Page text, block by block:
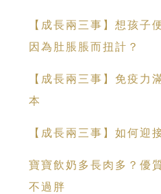
【成長兩三事】想孩子
因為肚脹脹而扭計？
【成長兩三事】免疫力滿滿 提升孩子
本
【成長兩三事】如何迎
寶寶飲奶多長肉多？優
不過胖